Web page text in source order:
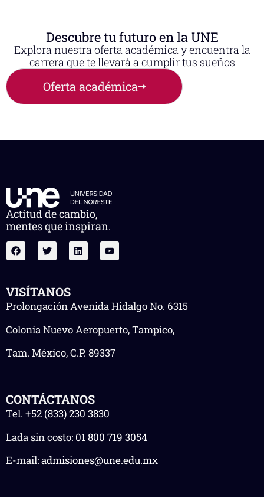
Descubre tu futuro en la UNE
Explora nuestra oferta académica y encuentra la
carrera que te llevará a cumplir tus sueños
Oferta académica
Actitud de cambio,
mentes que inspiran.
VISÍTANOS
Prolongación Avenida Hidalgo No. 6315
Colonia Nuevo Aeropuerto, Tampico,
Tam. México, C.P. 89337
CONTÁCTANOS
Tel. +52 (833) 230 3830
Lada sin costo: 01 800 719 3054
E-mail:admisiones@une.edu.mx